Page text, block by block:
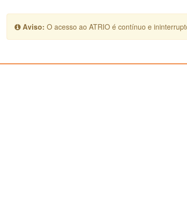
Aviso: O acesso ao ATRIO é contínuo e